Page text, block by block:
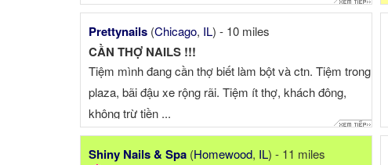
tùy nă...
Prettynails (Chicago, IL) - 10 miles
CẦN THỢ NAILS !!!
Tiệm mình đang cần thợ biết làm bột và ctn. Tiệm trong
plaza, bãi đậu xe rộng rãi. Tiệm ít thợ, khách đông,
không trừ tiền ...
Shiny Nails & Spa (Homewood, IL) - 11 miles